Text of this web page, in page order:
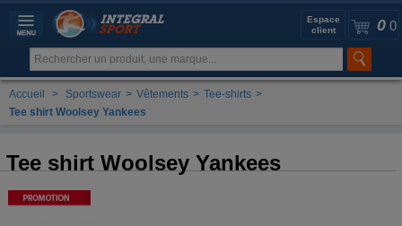
0 0
Espace
client
Accueil > Sportswear > Vêtements > Tee-shirts >
Tee shirt Woolsey Yankees
Tee shirt Woolsey Yankees